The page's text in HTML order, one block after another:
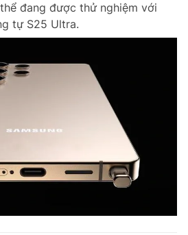
đang được thử nghiệm với
tự S25 Ultra.